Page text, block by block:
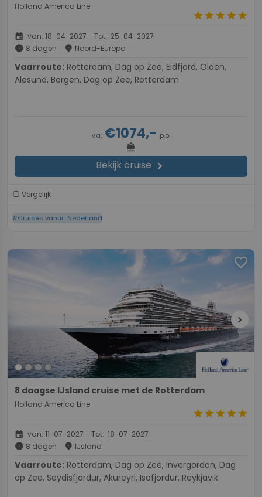
Holland America Line
starstarstarstarstar
event van: 18-04-2027 - Tot: 25-04-2027
schedule 8 dagen place Noord-Europa
Vaarroute:
Alesund, Bergen, Dag op Zee, Rotterdam
v.a. €1074,- p.p.
directions_boat
Bekijk cruise chevron_right
Vergelijk
#Cruises vanuit Nederland
favorite
chevron_right
8 daagse IJsland cruise met de Rotterdam
Holland America Line
starstarstarstarstar
event van: 11-07-2027 - Tot: 18-07-2027
schedule 8 dagen place IJsland
Vaarroute:
op Zee, Seydisfjordur, Akureyri, Isafjordur, Reykjavik